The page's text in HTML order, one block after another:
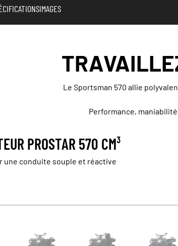
IMAGES
Le Sportsman 570 allie
Performance,
PROSTAR 570 CM³
une conduite souple et réactive